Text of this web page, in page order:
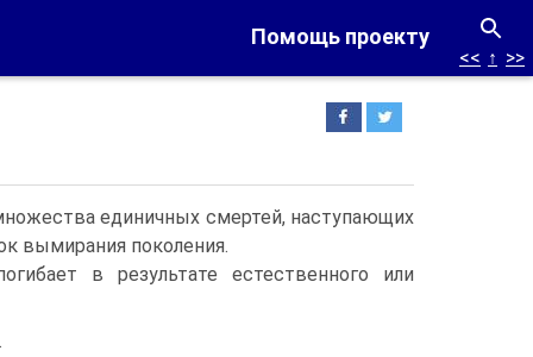
Помощь проекту
<< ↑ >>
единичных смертей, наступающих
вымирания поколения.
в результате естественного или